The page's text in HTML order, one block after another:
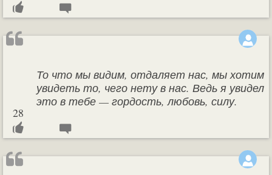
То что мы видим, отдаляет нас, мы хотим
увидеть то, чего нету в нас. Ведь я увидел
это в тебе — гордость, любовь, силу.
28